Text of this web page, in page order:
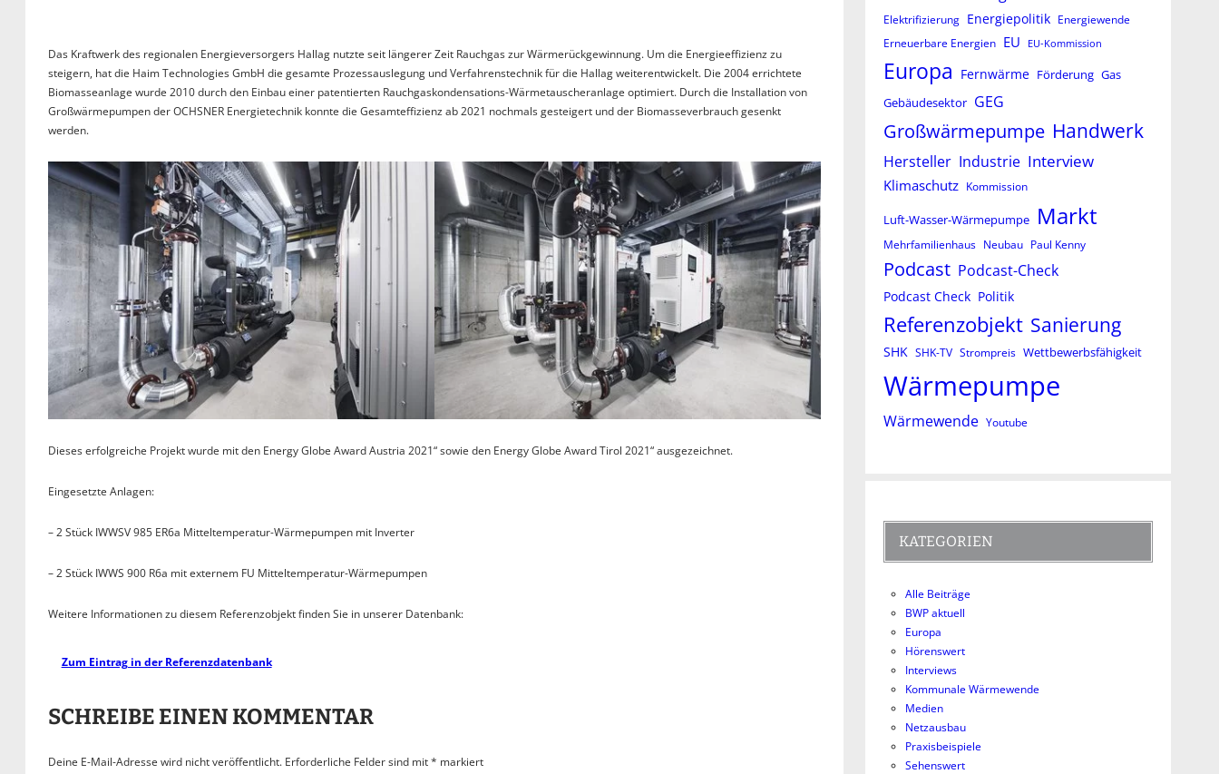
Das Kraftwerk des regionalen Energieversorgers Hallag nutzte seit längerer Zeit Rauchgas zur Wärmerückgewinnung. Um die Energieeffizienz zu
steigern, hat die Haim Technologies GmbH die gesamte Prozessauslegung und Verfahrenstechnik für die Hallag weiterentwickelt. Die 2004 errichtete
Biomasseanlage wurde 2010 durch den Einbau einer patentierten Rauchgaskondensations-Wärmetauscheranlage optimiert. Durch die Installation von
Großwärmepumpen der OCHSNER Energietechnik konnte die Gesamteffizienz ab 2021 nochmals gesteigert und der Biomasseverbrauch gesenkt
werden.
Dieses erfolgreiche Projekt wurde mit den Energy Globe Award Austria 2021“ sowie den Energy Globe Award Tirol 2021“ ausgezeichnet.
Eingesetzte Anlagen:
– 2 Stück IWWSV 985 ER6a Mitteltemperatur-Wärmepumpen mit Inverter
– 2 Stück IWWS 900 R6a mit externem FU Mitteltemperatur-Wärmepumpen
Weitere Informationen zu diesem Referenzobjekt finden Sie in unserer Datenbank:
Zum Eintrag in der Referenzdatenbank
SCHREIBE EINEN KOMMENTAR
Deine E-Mail-Adresse wird nicht veröffentlicht. Erforderliche Felder sind mit* markiert
Elektrifizierung Energiepolitik Energiewende
Erneuerbare Energien EU EU-Kommission
Europa Fernwärme Förderung Gas
Gebäudesektor GEG
Großwärmepumpe Handwerk
Hersteller Industrie Interview
Klimaschutz Kommission
Luft-Wasser-Wärmepumpe Markt
Mehrfamilienhaus Neubau Paul Kenny
Podcast Podcast-Check
Podcast Check Politik
Referenzobjekt Sanierung
SHK SHK-TV Strompreis Wettbewerbsfähigkeit
Wärmepumpe
Wärmewende Youtube
KATEGORIEN
Alle Beiträge
BWP aktuell
Europa
Hörenswert
Interviews
Kommunale Wärmewende
Medien
Netzausbau
Praxisbeispiele
Sehenswert